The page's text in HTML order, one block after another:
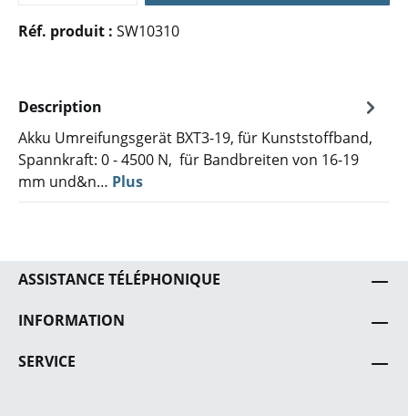
Réf. produit : SW10310
Description
Akku Umreifungsgerät BXT3-19, für Kunststoffband,
Spannkraft: 0 - 4500 N, für Bandbreiten von 16-19
mm und&n… Plus
ASSISTANCE TÉLÉPHONIQUE
INFORMATION
SERVICE